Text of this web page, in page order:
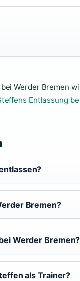
Werder Bremen
Entlassung
Bremen?
Werder Bremen?
als Trainer?